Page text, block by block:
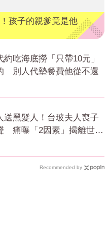
！孩子的親爹竟是他
約吃海底撈「只帶10元」
別人代墊餐費他從不還
送黑髮人！台玻夫人喪子
痛曝「2因素」揭離世真
Recommended by